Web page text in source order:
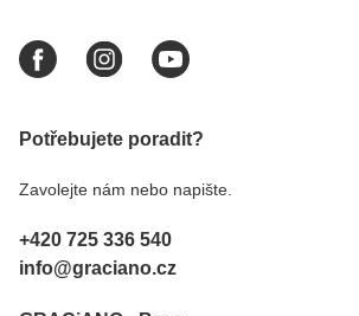
Potřebujete poradit?
Zavolejte nám nebo napište.
+420 725 336 540
info@graciano.cz